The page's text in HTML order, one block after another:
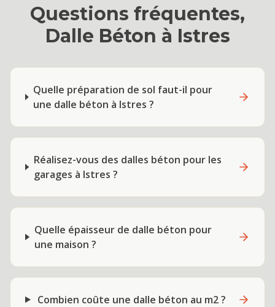
Questions fréquentes,
Dalle Béton à Istres
Quelle préparation de sol faut-il pour
une dalle béton à Istres ?
Réalisez-vous des dalles béton pour les
garages à Istres ?
Quelle épaisseur de dalle béton pour
une maison ?
Combien coûte une dalle béton au m2 ?